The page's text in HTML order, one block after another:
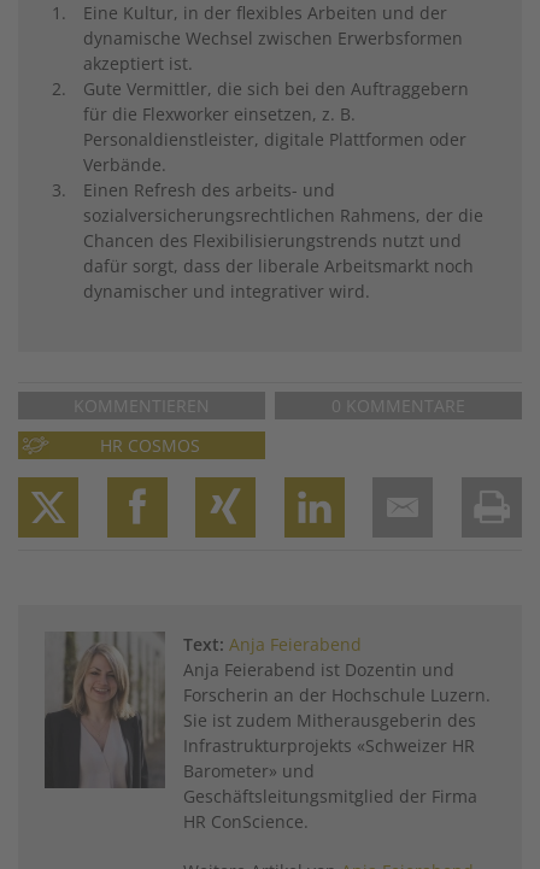
Eine Kultur, in der flexibles Arbeiten und der
dynamische Wechsel zwischen Erwerbsformen
akzeptiert ist.
Gute Vermittler, die sich bei den Auftraggebern
für die Flexworker einsetzen, z. B.
Personaldienstleister, digitale Plattformen oder
Verbände.
Einen Refresh des arbeits- und
sozialversicherungsrechtlichen Rahmens, der die
Chancen des Flexibilisierungstrends nutzt und
dafür sorgt, dass der liberale Arbeitsmarkt noch
dynamischer und integrativer wird.
KOMMENTIEREN
0 KOMMENTARE
HR COSMOS
Text: Anja Feierabend
Anja Feierabend ist Dozentin und
Forscherin an der Hochschule Luzern.
Sie ist zudem Mitherausgeberin des
Infrastrukturprojekts «Schweizer HR
Barometer» und
Geschäftsleitungsmitglied der Firma
HR ConScience.